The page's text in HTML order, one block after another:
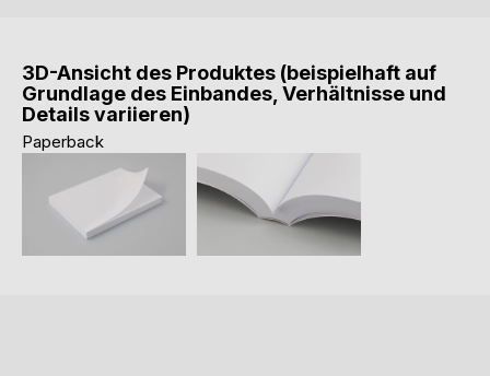
3D-Ansicht des Produktes (beispielhaft auf
Grundlage des Einbandes, Verhältnisse und
Details variieren)
Paperback